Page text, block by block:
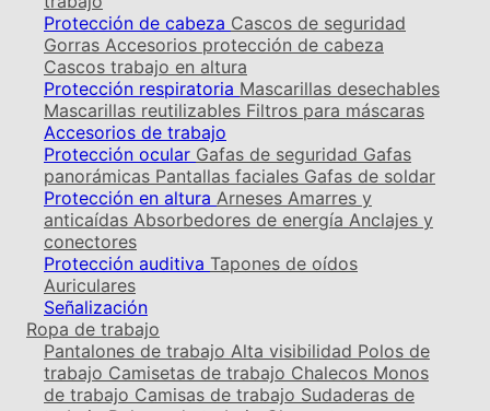
Protección de cabeza Cascos de seguridad
Gorras Accesorios protección de cabeza
Cascos trabajo en altura
Protección respiratoria Mascarillas desechables
Mascarillas reutilizables Filtros para máscaras
Accesorios de trabajo
Protección ocular Gafas de seguridad Gafas
panorámicas Pantallas faciales Gafas de soldar
Protección en altura Arneses Amarres y
anticaídas Absorbedores de energía Anclajes y
conectores
Protección auditiva Tapones de oídos
Auriculares
Señalización
Ropa de trabajo
Pantalones de trabajo Alta visibilidad Polos de
trabajo Camisetas de trabajo Chalecos Monos
de trabajo Camisas de trabajo Sudaderas de